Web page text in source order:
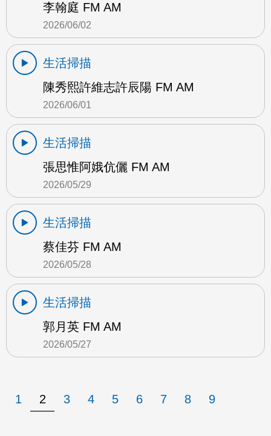
李翰庭 FM AM
2026/06/02
生活掃描
陳秀熙許維志許辰陽 FM AM
2026/06/01
生活掃描
張思惟阿娥伉儷 FM AM
2026/05/29
生活掃描
蔡佳芬 FM AM
2026/05/28
生活掃描
郭月英 FM AM
2026/05/27
1 2 3 4 5 6 7 8 9